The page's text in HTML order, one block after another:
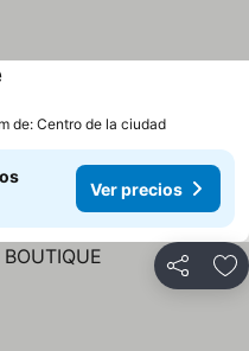
de: Centro de la ciudad
Ver precios
Compartir